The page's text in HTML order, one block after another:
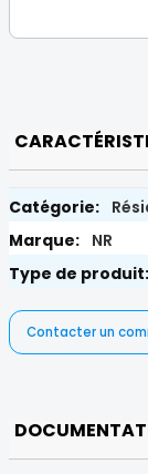
NR
Contacter un